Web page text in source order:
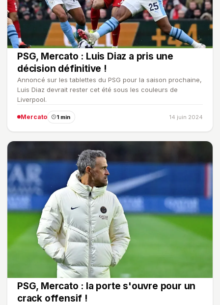
PSG, Mercato : Luis Diaz a pris une
décision définitive !
Annoncé sur les tablettes du PSG pour la saison prochaine,
Luis Diaz devrait rester cet été sous les couleurs de
Liverpool.
Mercato 1 min 14 juin 2024
PSG, Mercato : la porte s'ouvre pour un
crack offensif !